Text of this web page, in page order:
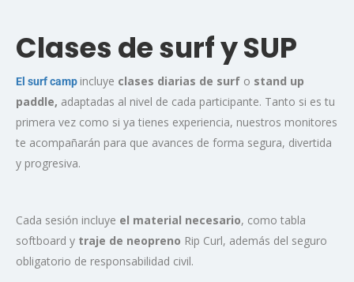
Clases de surf y SUP
El surf camp incluye clases diarias de surf o stand up
paddle, adaptadas al nivel de cada participante. Tanto si es tu
primera vez como si ya tienes experiencia, nuestros monitores
te acompañarán para que avances de forma segura, divertida
y progresiva.
Cada sesión incluye el material necesario, como tabla
softboard y traje de neopreno Rip Curl, además del seguro
obligatorio de responsabilidad civil.